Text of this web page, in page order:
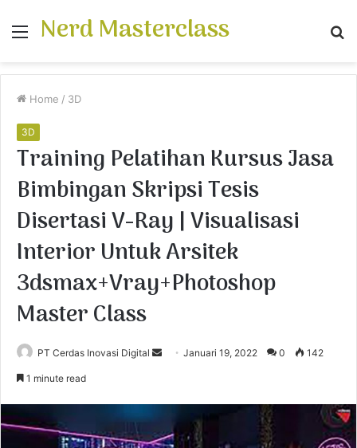
Menu
Nerd Masterclass
Home / 3D
3D
Training Pelatihan Kursus Jasa
Bimbingan Skripsi Tesis
Disertasi V-Ray | Visualisasi
Interior Untuk Arsitek
3dsmax+Vray+Photoshop
Master Class
PT Cerdas Inovasi Digital
a
Januari 19, 2022 0 142
1 minute read